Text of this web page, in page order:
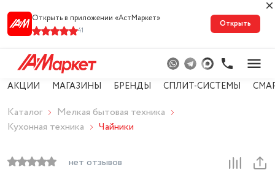
Открыть в приложении «АстМарке‪т‬»
41
Открыть
АКЦИИ МАГАЗИНЫ БРЕНДЫ СПЛИТ-СИСТЕМЫ
Каталог
Мелкая бытовая техника
Кухонная техника
Чайники
нет отзывов